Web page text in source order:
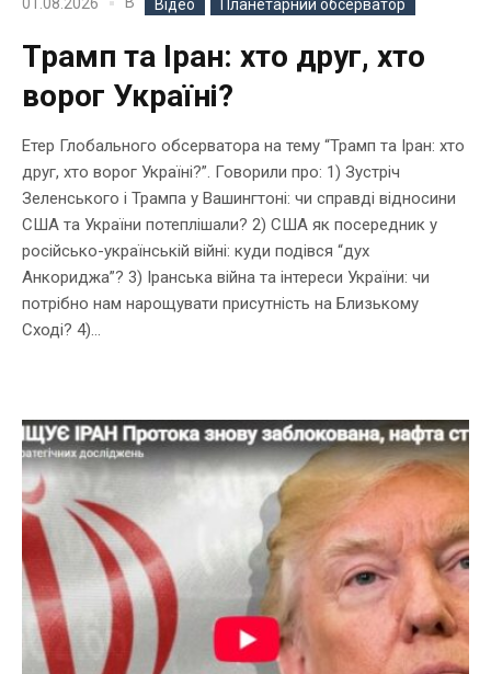
Відео Планетарний обсерватор
Трамп та Іран: хто друг, хто
ворог Україні?
Етер Глобального обсерватора на тему “Трамп та Іран: хто
друг, хто ворог Україні?”. Говорили про: 1) Зустріч
Зеленського і Трампа у Вашингтоні: чи справді відносини
США та України потеплішали? 2) США як посередник у
російсько-українській війні: куди подівся “дух
Анкориджа”? 3) Іранська війна та інтереси України: чи
потрібно нам нарощувати присутність на Близькому
Сході? 4)...